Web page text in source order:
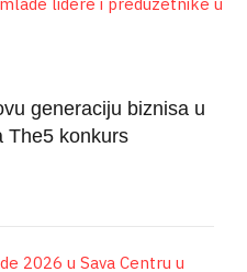
generaciju biznisa u
The5 konkurs